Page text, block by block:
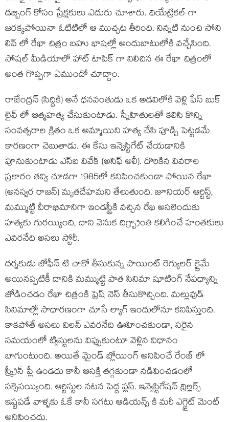
డబ్బింగ్ కోసం ప్రేక్షకులు ఎదురు చూశారు. థియేట్రికల్ గా
జరక్కపోయినా ఓటిటిలో ఆ ముచ్చట తీరింది. నిన్నటి నుంచి సోని
లివ్ లో రేఖా చిత్రం బహు భాషల్లో అందుబాటులోకి వచ్చేసింది.
సోషల్ మీడియాలో హాట్ టాపిక్ గా నిలిచిన ఈ రేఖా చిత్రంలో
అంత గొప్పగా ఏముందో చూద్దాం.
రాజేంద్రన్ (సిద్ధికి) అనే ధనవంతుడు ఒక అడవిలోకి వెళ్లి ఫేస్ బుక్
లైవ్ లో ఆత్మహత్య చేసుకుంటాడు. స్నేహితులతో కలిసి కొన్ని
సంవత్సరాల క్రితం ఒక అమ్మాయిని హత్య చేసి పూడ్చి పెట్టడమే
కారణంగా చెబుతాడు. ఈ కేసు ఇన్వెస్టిగేట్ చేయడానికి
పూనుకుంటాడు ఎస్ఐ వివేక్ (అసిఫ్ అలీ). దొరికిన వివరాల
ప్రకారం తవ్వి చూడగా 1985లో కనిపించకుండా పోయిన రేఖా
(అనస్వర రాజన్) మృతదేహమని తేలుతుంది. జూనియర్ ఆర్టిస్ట్,
మమ్ముట్టి వీరాభిమానిగా ఇండస్ట్రీకి వచ్చిన రేఖ అసలెందుకు
హత్యకు గురయ్యింది, దాని వెనుక దిగ్భ్రాంతి కలిగించే హంతకులు
ఎవరనేది అసలు స్టోరీ.
దర్శకుడు జోఫీన్ టి చాకో తీసుకున్న పాయింట్ రెగ్యులర్ క్రైమే
అయినప్పటికీ దానికి మమ్ముట్టి పాత సినిమా షూటింగ్ నేపధ్యాన్ని
జోడించడం రేఖా చిత్రంకి ఫ్రెష్ నెస్ తీసుకొచ్చింది. మల్లువుడ్
సినిమాల్లో సాధారణంగా చూసే ల్యాగ్ ఇందులోనూ కనిపిస్తుంది.
కాకపోతే అసలు విలన్ ఎవరనేది ఊహించకుండా, సరైన
సమయంలో ట్విస్టులను విప్పుకుంటూ వెళ్లిన విధానం
బాగుంటుంది. అయితే మైండ్ బ్లోయింగ్ అనిపించే రేంజ్ లో
స్క్రీన్ ప్లే ఉండదు కానీ ఆసక్తి తగ్గకుండా నడిపించడంలో
సక్సెసయ్యింది. ఆర్టిస్టుల నటన పెద్ద ప్లస్. ఇన్వెస్టిగేషన్ థ్రిల్లర్స్
ఇష్టపడే వాళ్ళకు ఓకే కానీ సగటు ఆడియన్స్ కి మరీ ఎగ్జైట్ మెంట్
అనిపించదు.